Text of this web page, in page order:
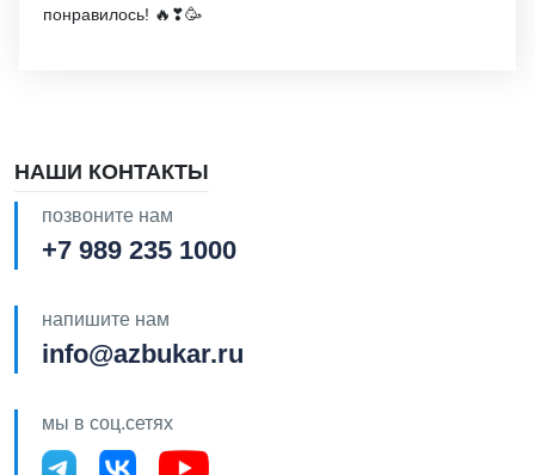
понравилось! 🔥❣🥳
НАШИ КОНТАКТЫ
позвоните нам
+7 989 235 1000
напишите нам
info@azbukar.ru
мы в соц.сетях